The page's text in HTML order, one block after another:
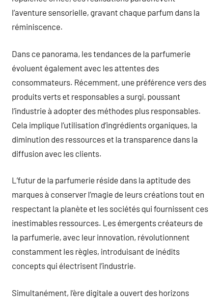
l’aventure sensorielle, gravant chaque parfum dans la
réminiscence.
Dans ce panorama, les tendances de la parfumerie
évoluent également avec les attentes des
consommateurs. Récemment, une préférence vers des
produits verts et responsables a surgi, poussant
l’industrie à adopter des méthodes plus responsables.
Cela implique l’utilisation d’ingrédients organiques, la
diminution des ressources et la transparence dans la
diffusion avec les clients.
L’futur de la parfumerie réside dans la aptitude des
marques à conserver l’magie de leurs créations tout en
respectant la planète et les sociétés qui fournissent ces
inestimables ressources. Les émergents créateurs de
la parfumerie, avec leur innovation, révolutionnent
constamment les règles, introduisant de inédits
concepts qui électrisent l’industrie.
Simultanément, l’ère digitale a ouvert des horizons